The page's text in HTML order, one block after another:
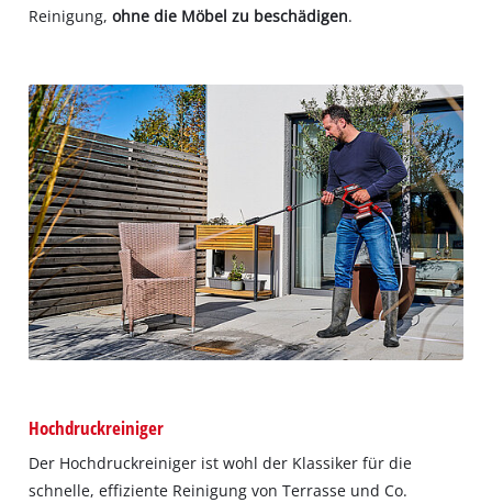
Reinigung, ohne die Möbel zu beschädigen.
Hochdruckreiniger
Der Hochdruckreiniger ist wohl der Klassiker für die
schnelle, effiziente Reinigung von Terrasse und Co.